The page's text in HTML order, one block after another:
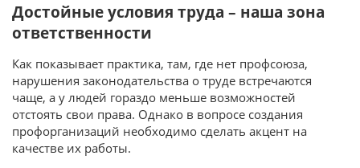
Достойные условия труда – наша зона
ответственности
Как показывает практика, там, где нет профсоюза,
нарушения законодательства о труде встречаются
чаще, а у людей гораздо меньше возможностей
отстоять свои права. Однако в вопросе создания
профорганизаций необходимо сделать акцент на
качестве их работы.